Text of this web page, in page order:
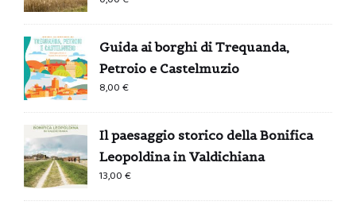
Guida ai borghi di Trequanda,
Petroio e Castelmuzio
8,00€
Il paesaggio storico della Bonifica
Leopoldina in Valdichiana
13,00€